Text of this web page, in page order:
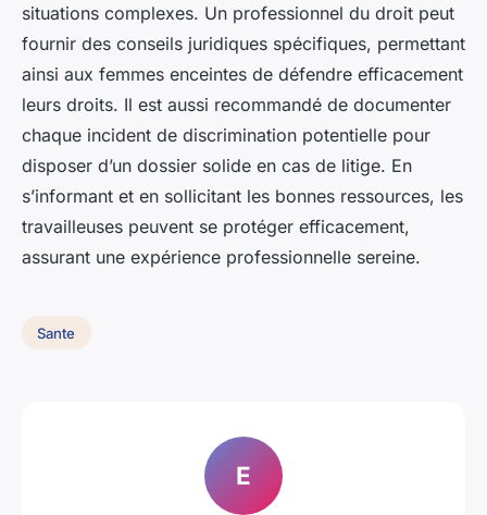
situations complexes. Un professionnel du droit peut
fournir des conseils juridiques spécifiques, permettant
ainsi aux femmes enceintes de défendre efficacement
leurs droits. Il est aussi recommandé de documenter
chaque incident de discrimination potentielle pour
disposer d’un dossier solide en cas de litige. En
s’informant et en sollicitant les bonnes ressources, les
travailleuses peuvent se protéger efficacement,
assurant une expérience professionnelle sereine.
Sante
E